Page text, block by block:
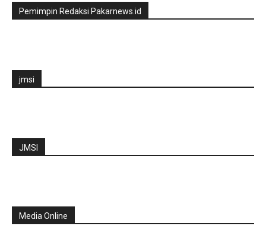
Pemimpin Redaksi Pakarnews.id
jmsi
JMSI
Media Online